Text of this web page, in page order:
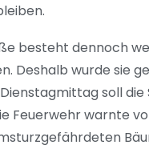
besteht dennoch
Deshalb wurde sie
soll die
Feuerwehr warnte